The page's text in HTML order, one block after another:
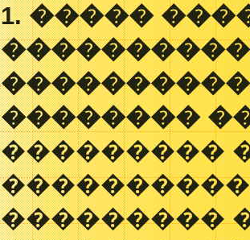
1. �����
��������
���������
���������